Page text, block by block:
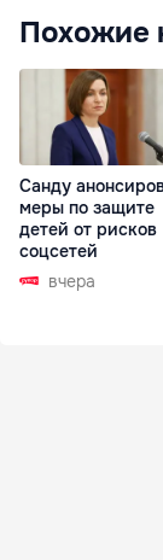
Похожие
Санду
меры по защите
детей от рисков
соцсетей
вчера